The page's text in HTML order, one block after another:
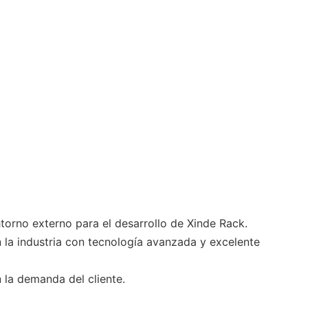
externo para el desarrollo de Xinde Rack.
industria con tecnología avanzada y excelente
demanda del cliente.